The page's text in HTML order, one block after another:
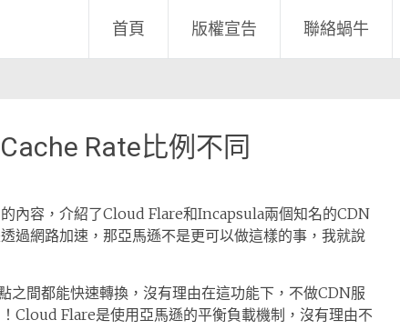
首頁 版權宣告 聯絡蝸牛
Rate比例不同
內容，介紹了Cloud Flare和Incapsula兩個知名的CDN
過網路加速，那亞馬遜不是更可以做這樣的事，我就說
之間都能快速轉換，沒有理由在這功能下，不做CDN服
Cloud Flare是使用亞馬遜的平衡負載機制，沒有理由不